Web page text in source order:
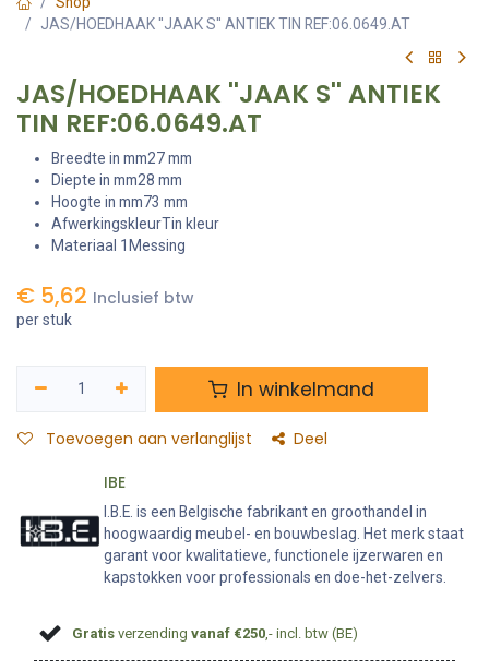
JAS/HOEDHAAK ''JAAK S'' ANTIEK TIN REF:06.0649.AT
JAS/HOEDHAAK ''JAAK S'' ANTIEK
TIN REF:06.0649.AT
Breedte in mm27 mm
Diepte in mm28 mm
Hoogte in mm73 mm
AfwerkingskleurTin kleur
Materiaal 1Messing
€ 5,62 Inclusief btw
per stuk
In winkelmand
Toevoegen aan verlanglijst Deel
IBE
I.B.E. is een Belgische fabrikant en groothandel in
hoogwaardig meubel- en bouwbeslag. Het merk staat
garant voor kwalitatieve, functionele ijzerwaren en
kapstokken voor professionals en doe-het-zelvers.
Gratis verzendingvanaf €250,- incl. btw (BE)